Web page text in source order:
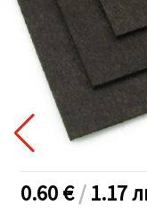
0.60 €/1.17